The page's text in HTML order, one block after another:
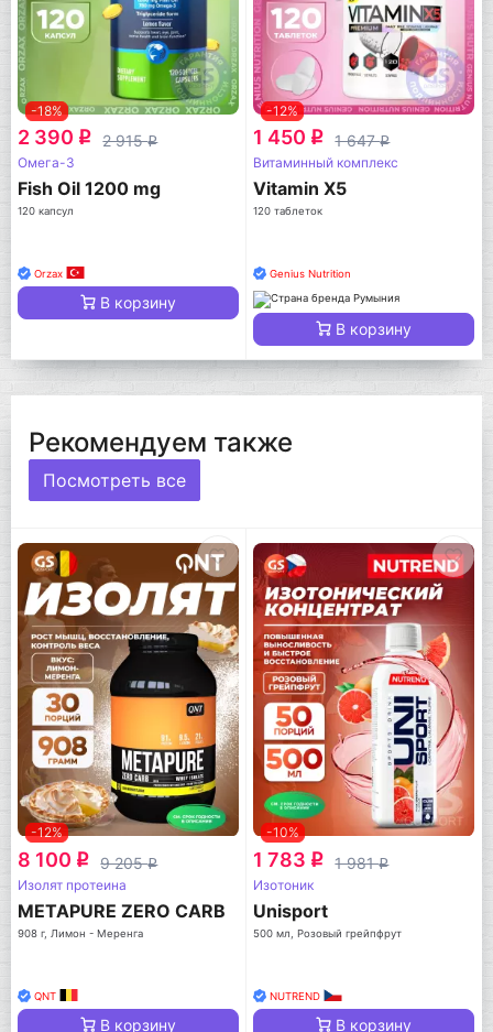
-18%
2 390 q 2 915q
Омега-3
Fish Oil 1200 mg
120 капсул
Orzax
В корзину
-12%
1 450 q 1 647q
Витаминный комплекс
Vitamin X5
120 таблеток
Genius Nutrition
В корзину
Рекомендуем также
Посмотреть все
-12%
8 100 q 9 205q
Изолят протеина
METAPURE ZERO CARB
908 г, Лимон - Меренга
QNT
В корзину
-10%
1 783 q 1 981q
Изотоник
Unisport
500 мл, Розовый грейпфрут
NUTREND
В корзину